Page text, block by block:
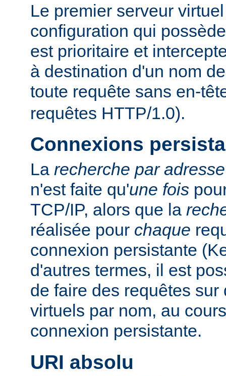
Le premier serveur
configuration qui
est prioritaire et
à destination d'un nom
toute requête sans en-
requêtes HTTP/1.0).
Connexions
La recherche par
n'est faite qu'une fois
TCP/IP, alors que la
réalisée pour chaque
connexion persistante
d'autres termes, il est
de faire des requêtes sur
virtuels par nom, au
connexion persistante.
URI absolu